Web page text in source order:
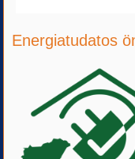
Energiatudatos